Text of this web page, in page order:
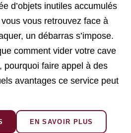
d’objets inutiles accumulés
vous retrouvez face à
un débarras s’impose.
comment vider votre cave
pourquoi faire appel à des
avantages ce service peut
EN SAVOIR PLUS